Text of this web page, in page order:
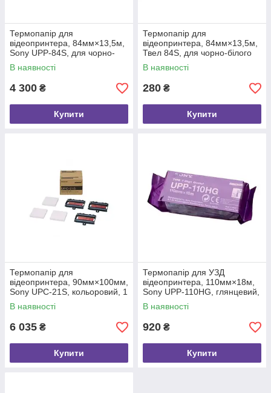
Термопапір для
відеопринтера, 84мм×13,5м,
Sony UPP-84S, для чорно-
білого друку, 10 рулонів
В наявності
4 300 ₴
Купити
Термопапір для
відеопринтера, 84мм×13,5м,
Твел 84S, для чорно-білого
друку, стандартний, 1 шт.
В наявності
280 ₴
Купити
Термопапір для
відеопринтера, 90мм×100мм,
Sony UPC-21S, кольоровий, 1
упаковка
В наявності
6 035 ₴
Купити
Термопапір для УЗД
відеопринтера, 110мм×18м,
Sony UPP-110HG, глянцевий,
для чорно-білого друку, тип
V, 1 шт.
В наявності
920 ₴
Купити